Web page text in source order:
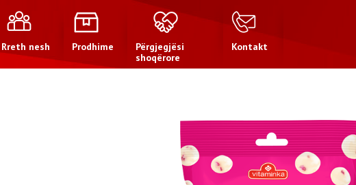
Rreth nesh Prodhime
Përgjegjësi
shoqërore
Kontakt